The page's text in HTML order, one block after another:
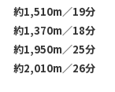
約1,510m／19分
約1,370m／18分
約1,950m／25分
約2,010m／26分